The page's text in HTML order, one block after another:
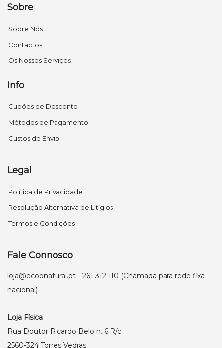
Sobre
Sobre Nós
Contactos
Os Nossos Serviços
Info
Cupões de Desconto
Métodos de Pagamento
Custos de Envio
Legal
Política de Privacidade
Resolução Alternativa de Litígios
Termos e Condições
Fale Connosco
loja@ecoonatural.pt - 261 312 110 (Chamada para rede fixa
nacional)
Loja Física
Rua Doutor Ricardo Belo n. 6 R/c
2560-324 Torres Vedras